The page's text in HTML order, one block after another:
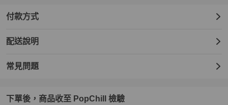
付款方式
配送說明
常見問題
下單後，商品收至 PopChill 檢驗